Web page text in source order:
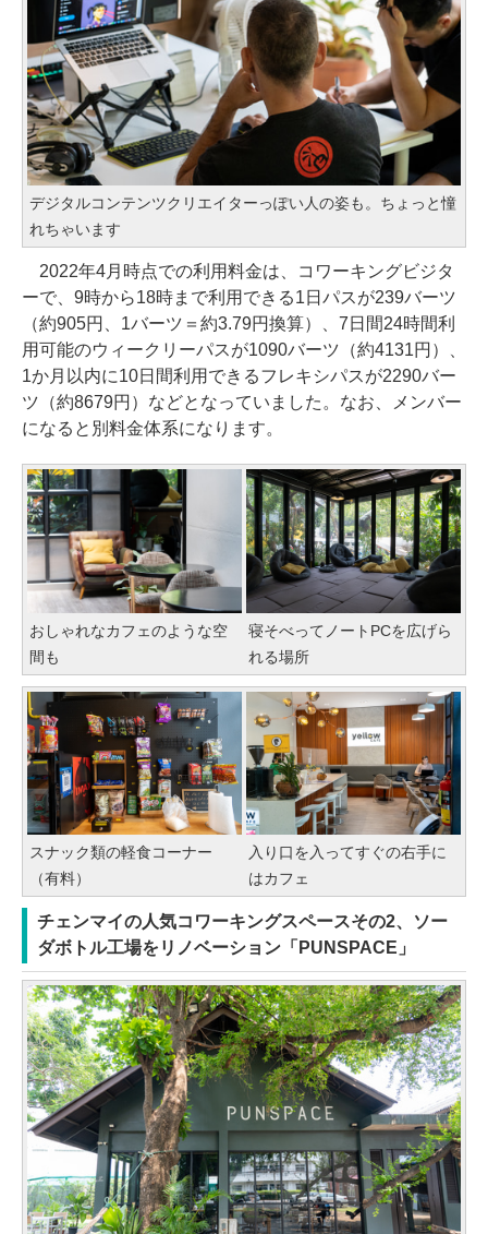
デジタルコンテンツクリエイターっぽい人の姿も。ちょっと憧
れちゃいます
2022年4月時点での利用料金は、コワーキングビジタ
ーで、9時から18時まで利用できる1日パスが239バーツ
（約905円、1バーツ＝約3.79円換算）、7日間24時間利
用可能のウィークリーパスが1090バーツ（約4131円）、
1か月以内に10日間利用できるフレキシパスが2290バー
ツ（約8679円）などとなっていました。なお、メンバー
になると別料金体系になります。
おしゃれなカフェのような空
間も
寝そべってノートPCを広げら
れる場所
スナック類の軽食コーナー
（有料）
入り口を入ってすぐの右手に
はカフェ
チェンマイの人気コワーキングスペースその2、ソー
ダボトル工場をリノベーション「PUNSPACE」